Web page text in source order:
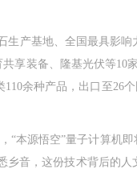
基地、全国最具影响
装备、隆基光伏等10
余种产品，出口至26
源悟空”量子计算机
音，这份技术背后的